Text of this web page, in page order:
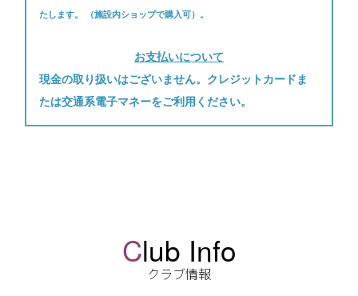
たします。
（施設内ショップで購入可）。
お支払いについて
現金の取り扱いはございません。クレジットカードま
たは交通系電子マネーをご利用ください。
Club Info
クラブ情報